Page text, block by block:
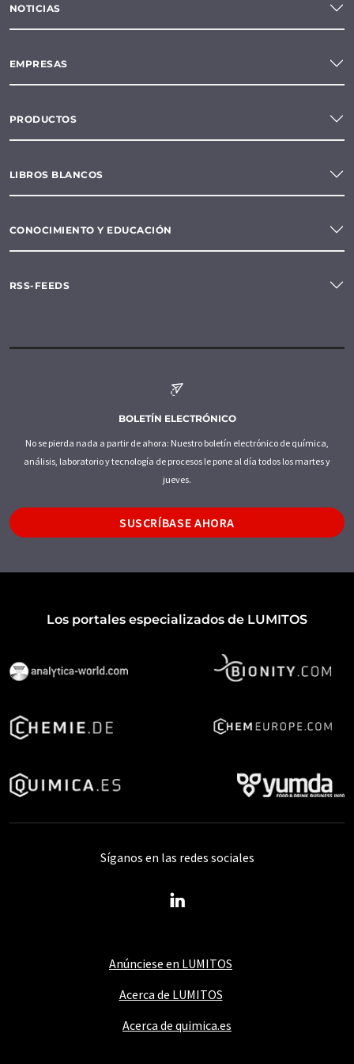
NOTICIAS
EMPRESAS
PRODUCTOS
LIBROS BLANCOS
CONOCIMIENTO Y EDUCACIÓN
RSS-FEEDS
BOLETÍN ELECTRÓNICO
No se pierda nada a partir de ahora: Nuestro boletín electrónico de química,
análisis, laboratorio y tecnología de procesos le pone al día todos los martes y
jueves.
SUSCRÍBASE AHORA
Los portales especializados de LUMITOS
Anúnciese en LUMITOS
Acerca de LUMITOS
Acerca de quimica.es
Síganos en las redes sociales